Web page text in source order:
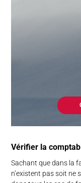
Vérifier la
Sachant que dans la
n’existent pas soit ne